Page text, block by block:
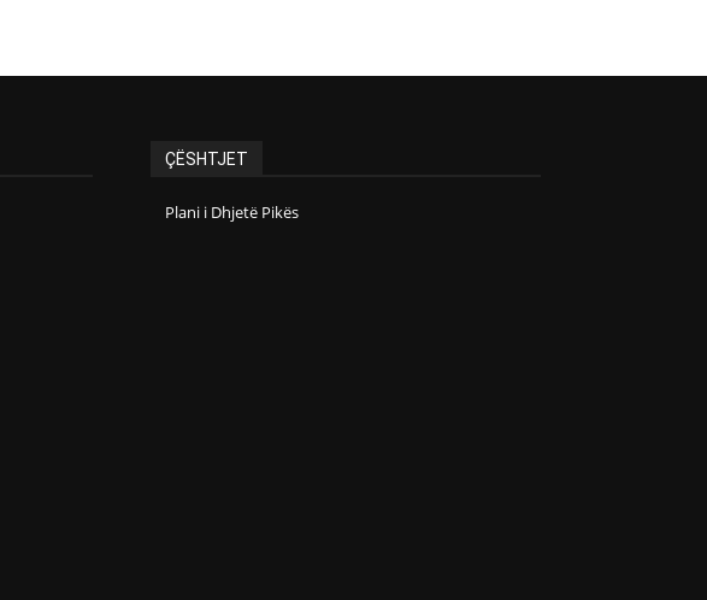
ÇËSHTJET
Plani i Dhjetë Pikës